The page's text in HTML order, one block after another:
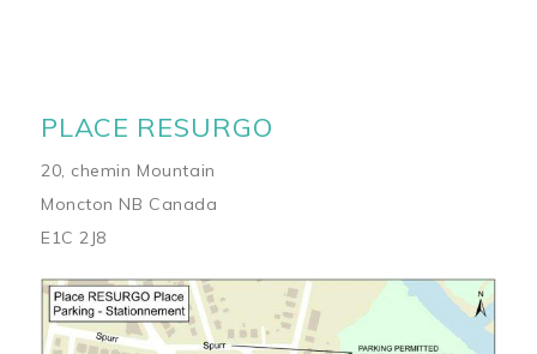
PLACE RESURGO
20, chemin Mountain
Moncton NB Canada
E1C 2J8